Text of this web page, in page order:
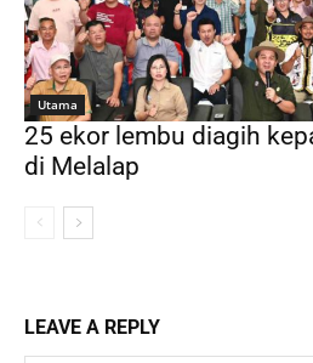
Utama
25 ekor lembu diagih
di Melalap
LEAVE A REPLY